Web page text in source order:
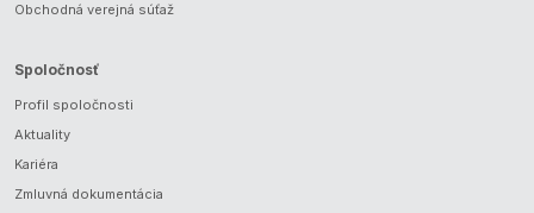
Obchodná verejná súťaž
Spoločnosť
Profil spoločnosti
Aktuality
Kariéra
Zmluvná dokumentácia